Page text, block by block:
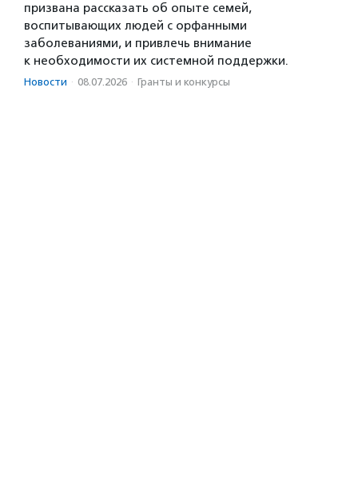
призвана рассказать об опыте семей,
воспитывающих людей с орфанными
заболеваниями, и привлечь внимание
к необходимости их системной поддержки.
Новости · 08.07.2026 · Гранты и конкурсы